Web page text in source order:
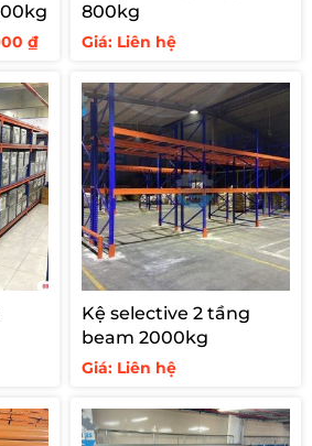
₫.
₫Giá
là:
3.800.000 ₫.
800kg
Giá: Liên hệ
Kệ selective 2 tầng
beam 2000kg
Giá: Liên hệ